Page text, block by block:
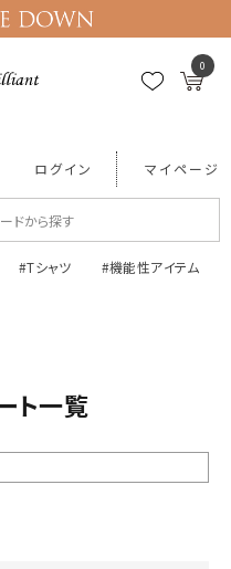
0
ログイン マイページ
#Tシャツ #機能性アイテム
ト一覧